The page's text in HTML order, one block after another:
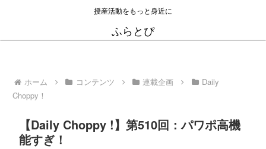
授産活動をもっと身近に
ふらとぴ
ホーム コンテンツ 連載企画
Daily
Choppy！
【Daily Choppy !】第510回：パワポ高機
能すぎ！